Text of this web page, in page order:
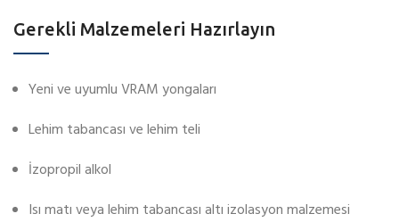
Gerekli Malzemeleri Hazırlayın
Yeni ve uyumlu VRAM yongaları
Lehim tabancası ve lehim teli
İzopropil alkol
Isı matı veya lehim tabancası altı izolasyon malzemesi